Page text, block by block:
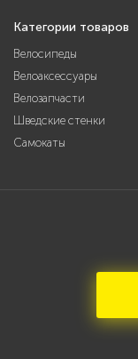
Категории товаров
Велосипеды
Велоаксессуары
Велозапчасти
Шведские стенки
Самокаты